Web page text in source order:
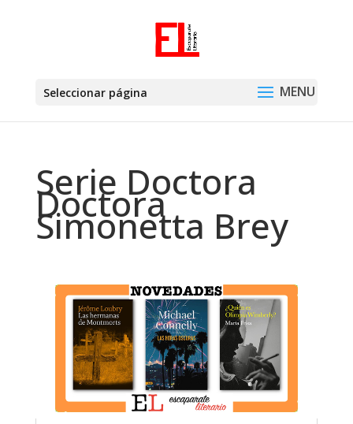
Seleccionar página
Serie Doctora
Doctora
Simonetta Brey